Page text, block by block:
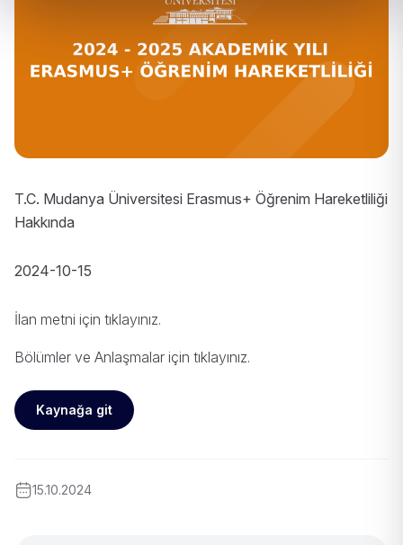
T.C. Mudanya Üniversitesi Erasmus+ Öğrenim Hareketliliği
Hakkında
2024-10-15
İlan metni için tıklayınız.
Bölümler ve Anlaşmalar için tıklayınız.
Kaynağa git
15.10.2024